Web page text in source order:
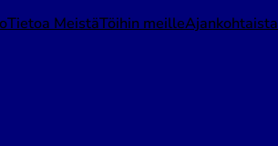
Tietoa MeistäTöihin meilleAjankohtaista